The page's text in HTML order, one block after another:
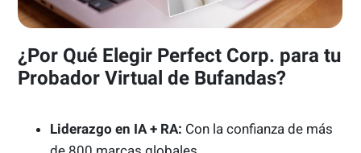
¿Por Qué Elegir Perfect Corp. para tu
Probador Virtual de Bufandas?
Liderazgo en IA + RA: Con la confianza de más